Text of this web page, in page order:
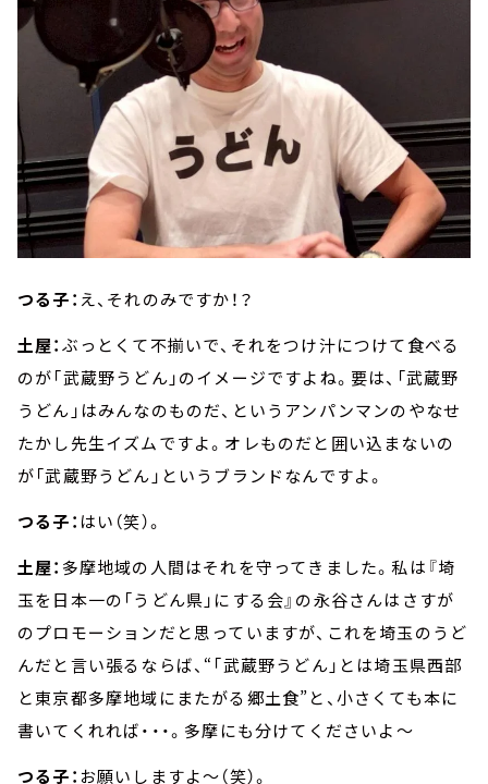
つる子： え、それのみですか！？
土屋：ぶっとくて不揃いで、それをつけ汁につけて食べる
のが「武蔵野うどん」のイメージですよね。要は、「武蔵野
うどん」はみんなのものだ、というアンパンマンのやなせ
たかし先生イズムですよ。オレものだと囲い込まないの
が「武蔵野うどん」というブランドなんですよ。
つる子： はい（笑）。
土屋： 多摩地域の人間はそれを守ってきました。私は『埼
玉を日本一の「うどん県」にする会』の永谷さんはさすが
のプロモーションだと思っていますが、これを埼玉のうど
んだと言い張るならば、“「武蔵野うどん」とは埼玉県西部
と東京都多摩地域にまたがる郷土食”と、小さくても本に
書いてくれれば・・・。多摩にも分けてくださいよ～
つる子： お願いしますよ～（笑）。